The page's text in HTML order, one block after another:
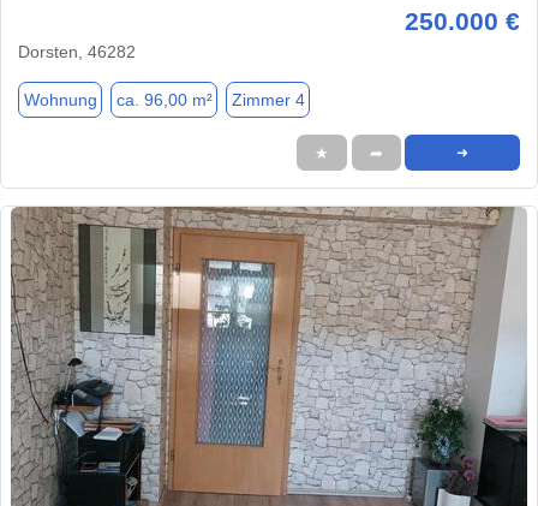
250.000 €
Dorsten, 46282
Wohnung ca. 96,00 m² Zimmer 4
★ ➦ ➜